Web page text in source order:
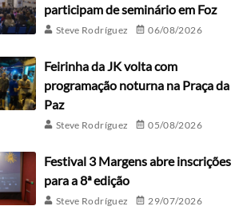
participam de seminário em Foz
Steve Rodríguez 06/08/2026
Feirinha da JK volta com
programação noturna na Praça da
Paz
Steve Rodríguez 05/08/2026
Festival 3 Margens abre inscrições
para a 8ª edição
Steve Rodríguez 29/07/2026